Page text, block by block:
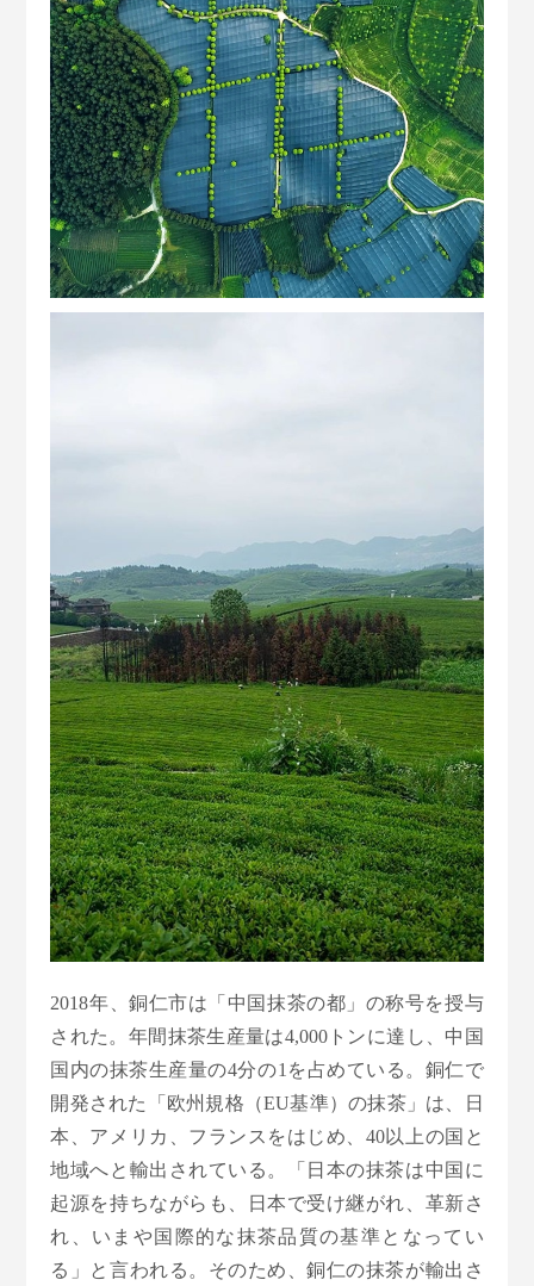
2018年、銅仁市は「中国抹茶の都」の称号を授与
された。年間抹茶生産量は4,000トンに達し、中国
国内の抹茶生産量の4分の1を占めている。銅仁で
開発された「欧州規格（EU基準）の抹茶」は、日
本、アメリカ、フランスをはじめ、40以上の国と
地域へと輸出されている。「日本の抹茶は中国に
起源を持ちながらも、日本で受け継がれ、革新さ
れ、いまや国際的な抹茶品質の基準となってい
る」と言われる。そのため、銅仁の抹茶が輸出さ